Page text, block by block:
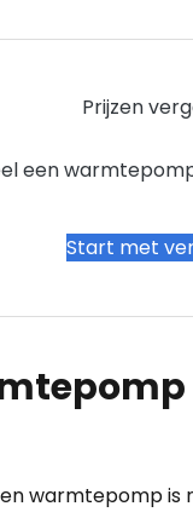
Prijzen
een
Start met
warmtepomp is